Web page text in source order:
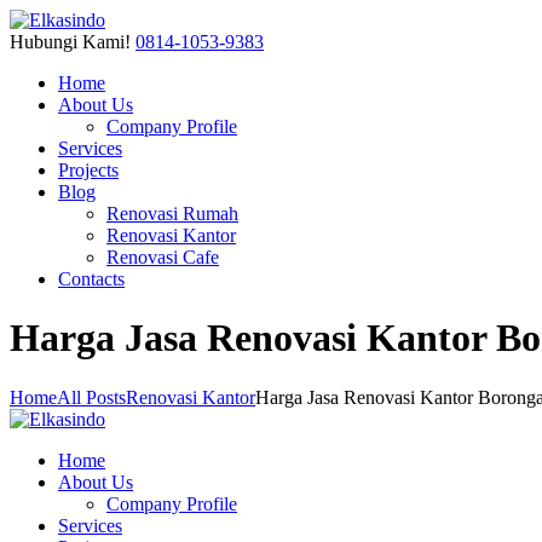
Hubungi Kami! 0814-1053-9383
Home
About Us
Company Profile
Services
Projects
Blog
Renovasi Rumah
Renovasi Kantor
Renovasi Cafe
Contacts
Harga Jasa Renovasi Kantor
HomeAll PostsRenovasi KantorHarga Jasa Renovasi Kantor
Home
About Us
Company Profile
Services